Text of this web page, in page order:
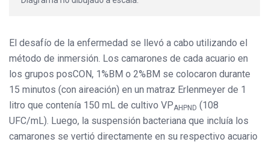
El desafío de la enfermedad se llevó a cabo utilizando el
método de inmersión. Los camarones de cada acuario en
los grupos posCON, 1%BM o 2%BM se colocaron durante
15 minutos (con aireación) en un matraz Erlenmeyer de 1
litro que contenía 150 mL de cultivo VPAHPND (108
UFC/mL). Luego, la suspensión bacteriana que incluía los
camarones se vertió directamente en su respectivo acuario